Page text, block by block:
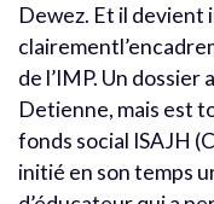
Dewez. Et il devient
de l’IMP. Un
Detienne, mais est
fonds social ISAJH
initié en son temps